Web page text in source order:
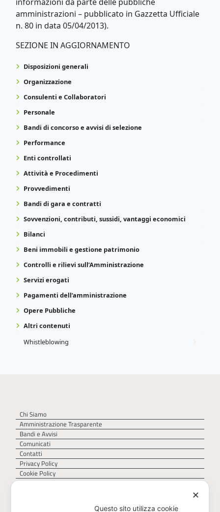
Disposizioni generali
Organizzazione
Consulenti e Collaboratori
Personale
Bandi di concorso e avvisi di selezione
Performance
Enti controllati
Attività e Procedimenti
Provvedimenti
Bandi di gara e contratti
Sovvenzioni, contributi, sussidi, vantaggi economici
Bilanci
Beni immobili e gestione patrimonio
Controlli e rilievi sull’Amministrazione
Servizi erogati
Pagamenti dell’amministrazione
Opere Pubbliche
Altri contenuti
Whistleblowing
amministrazioni – pubblicato in Gazzetta Ufficiale
n. 80 in data 05/04/2013).
SEZIONE IN AGGIORNAMENTO
Chi Siamo
Amministrazione Trasparente
Bandi e Avvisi
Comunicati
Contatti
Privacy Policy
Cookie Policy
✕
Questo sito utilizza cookie